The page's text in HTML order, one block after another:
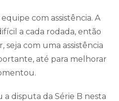
com assistência. A
a cada rodada, então
com uma assistência
até para melhorar
a disputa da Série B nesta